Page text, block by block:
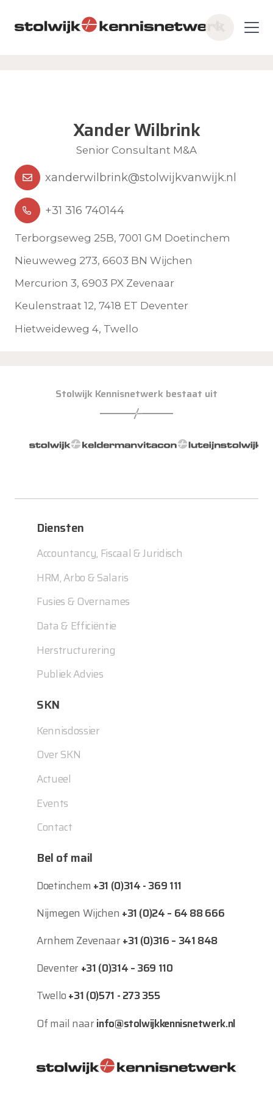
Xander Wilbrink
Senior Consultant M&A
xanderwilbrink@stolwijkvanwijk.nl
+31 316 740144
Terborgseweg 25B, 7001 GM Doetinchem
Nieuweweg 273, 6603 BN Wijchen
Mercurion 3, 6903 PX Zevenaar
Keulenstraat 12, 7418 ET Deventer
Hietweideweg 4, Twello
Stolwijk Kennisnetwerk bestaat uit
Diensten
Accountancy, Fiscaal & Juridisch
HRM, Arbo & Salaris
Fusies & Overnames
Data & Efficiëntie
Herstructurering
Publiek Advies
SKN
Kennisdossier
Over SKN
Actueel
Events
Contact
Bel of mail
Doetinchem +31 (0)314 - 369 111
Nijmegen Wijchen +31 (0)24 – 64 88 666
Arnhem Zevenaar+31 (0)316 – 341 848
Deventer +31 (0)314 – 369 110
Twello+31 (0)571 - 273 355
Of mail naarinfo@stolwijkkennisnetwerk.nl